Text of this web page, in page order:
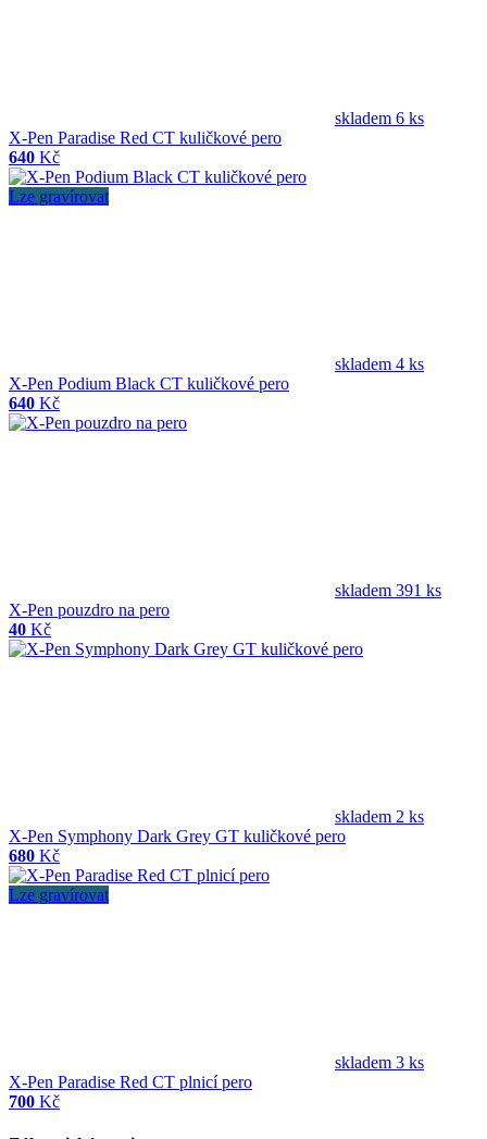
skladem 6 ks
X-Pen Paradise Red CT kuličkové pero
640 Kč
Lze gravírovat
skladem 4 ks
X-Pen Podium Black CT kuličkové pero
640 Kč
skladem 391 ks
X-Pen pouzdro na pero
40 Kč
skladem 2 ks
X-Pen Symphony Dark Grey GT kuličkové pero
680 Kč
Lze gravírovat
skladem 3 ks
X-Pen Paradise Red CT plnicí pero
700 Kč